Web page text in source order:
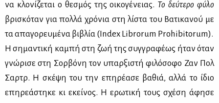
να κλο­νί­ζε­ται ο θε­σμός της οι­κο­γέ­νειας. Το δεύ­τε­ρο φύ­λο
βρι­σκό­ταν για πολ­λά χρό­νια στη λί­στα του Βα­τι­κα­νού με
τα απα­γο­ρευ­μέ­να βι­βλία (Index Librorum Prohibitorum).
Η ση­μα­ντι­κή κα­μπή στη ζωή της συγ­γρα­φέ­ως ήταν όταν
γνώ­ρι­σε στη Σορ­βό­νη τον υπαρ­ξι­στή φι­λό­σο­φο Ζαν Πολ
Σαρτρ. Η σκέ­ψη του την επη­ρέ­α­σε βα­θιά, αλ­λά το ίδιο
επη­ρε­ά­στη­κε κι εκεί­νος. Η ερω­τι­κή τους σχέ­ση άφη­σε